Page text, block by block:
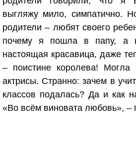
выгляжу мило, симпатично.
родители – любят своего
почему я пошла в папу, а
настоящая красавица, даже
– поистине королева!
актрисы. Странно: зачем в
классов подалась? Да и как
«Во всём виновата любовь», –